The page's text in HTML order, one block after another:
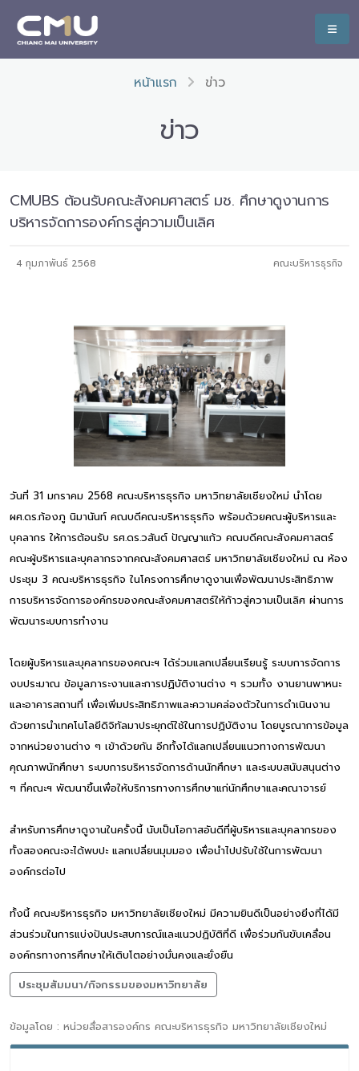
หน้าแรก ข่าว
ข่าว
CMUBS ต้อนรับคณะสังคมศาสตร์ มช. ศึกษาดูงานการ
บริหารจัดการองค์กรสู่ความเป็นเลิศ
4 กุมภาพันธ์ 2568 คณะบริหารธุรกิจ
วันที่ 31 มกราคม 2568 คณะบริหารธุรกิจ มหาวิทยาลัยเชียงใหม่ นำโดย
ผศ.ดร.ก้องภู นิมานันท์ คณบดีคณะบริหารธุรกิจ พร้อมด้วยคณะผู้บริหารและ
บุคลากร ให้การต้อนรับ รศ.ดร.วสันต์ ปัญญาแก้ว คณบดีคณะสังคมศาสตร์
คณะผู้บริหารและบุคลากรจากคณะสังคมศาสตร์ มหาวิทยาลัยเชียงใหม่ ณ ห้อง
ประชุม 3 คณะบริหารธุรกิจ ในโครงการศึกษาดูงานเพื่อพัฒนาประสิทธิภาพ
การบริหารจัดการองค์กรของคณะสังคมศาสตร์ให้ก้าวสู่ความเป็นเลิศ ผ่านการ
พัฒนาระบบการทำงาน
โดยผู้บริหารและบุคลากรของคณะฯ ได้ร่วมแลกเปลี่ยนเรียนรู้ ระบบการจัดการ
งบประมาณ ข้อมูลภาระงานและการปฏิบัติงานต่าง ๆ รวมทั้ง งานยานพาหนะ
และอาคารสถานที่ เพื่อเพิ่มประสิทธิภาพและความคล่องตัวในการดำเนินงาน
ด้วยการนำเทคโนโลยีดิจิทัลมาประยุกต์ใช้ในการปฏิบัติงาน โดยบูรณาการข้อมูล
จากหน่วยงานต่าง ๆ เข้าด้วยกัน อีกทั้งได้แลกเปลี่ยนแนวทางการพัฒนา
คุณภาพนักศึกษา ระบบการบริหารจัดการด้านนักศึกษา และระบบสนับสนุนต่าง
ๆ ที่คณะฯ พัฒนาขึ้นเพื่อให้บริการทางการศึกษาแก่นักศึกษาและคณาจารย์
สำหรับการศึกษาดูงานในครั้งนี้ นับเป็นโอกาสอันดีที่ผู้บริหารและบุคลากรของ
ทั้งสองคณะจะได้พบปะ แลกเปลี่ยนมุมมอง เพื่อนำไปปรับใช้ในการพัฒนา
องค์กรต่อไป
ทั้งนี้ คณะบริหารธุรกิจ มหาวิทยาลัยเชียงใหม่ มีความยินดีเป็นอย่างยิ่งที่ได้มี
ส่วนร่วมในการแบ่งปันประสบการณ์และแนวปฏิบัติที่ดี เพื่อร่วมกันขับเคลื่อน
องค์กรทางการศึกษาให้เติบโตอย่างมั่นคงและยั่งยืน
ประชุมสัมมนา/กิจกรรมของมหาวิทยาลัย
ข้อมูลโดย : หน่วยสื่อสารองค์กร คณะบริหารธุรกิจ มหาวิทยาลัยเชียงใหม่